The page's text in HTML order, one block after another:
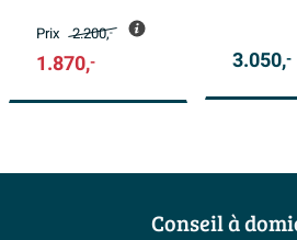
Prix 2.200,-
1.870,- 3.050,-
Conseil à